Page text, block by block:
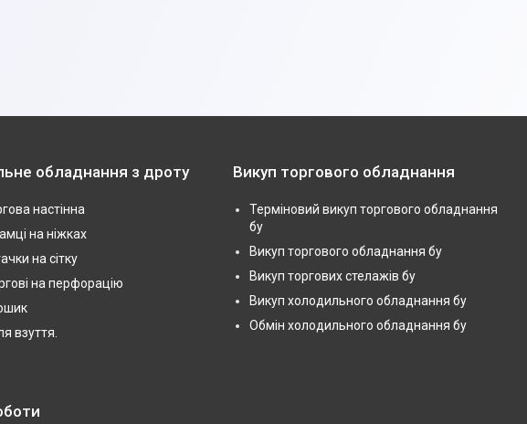
обладнання з дроту
настінна
на ніжках
на сітку
на перфорацію
взуття.
Викуп торгового обладнання
Терміновий викуп торгового обладнання
бу
Викуп торгового обладнання бу
Викуп торгових стелажів бу
Викуп холодильного обладнання бу
Обмін холодильного обладнання бу